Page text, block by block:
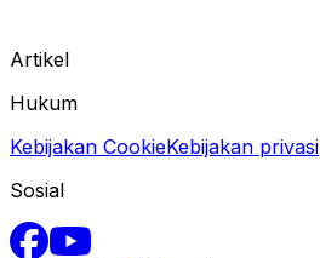
Artikel
Hukum
Kebijakan CookieKebijakan privasi
Sosial